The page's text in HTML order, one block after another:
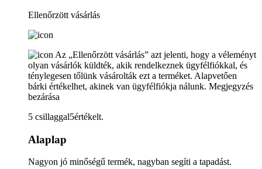
Ellenőrzött vásárlás
Az „Ellenőrzött vásárlás” azt jelenti, hogy a véleményt
olyan vásárlók küldték, akik rendelkeznek ügyfélfiókkal, és
ténylegesen tőlünk vásárolták ezt a terméket. Alapvetően
bárki értékelhet, akinek van ügyfélfiókja nálunk. Megjegyzés
bezárása
5 csillaggal5értékelt.
Alaplap
Nagyon jó minőségű termék, nagyban segíti a tapadást.